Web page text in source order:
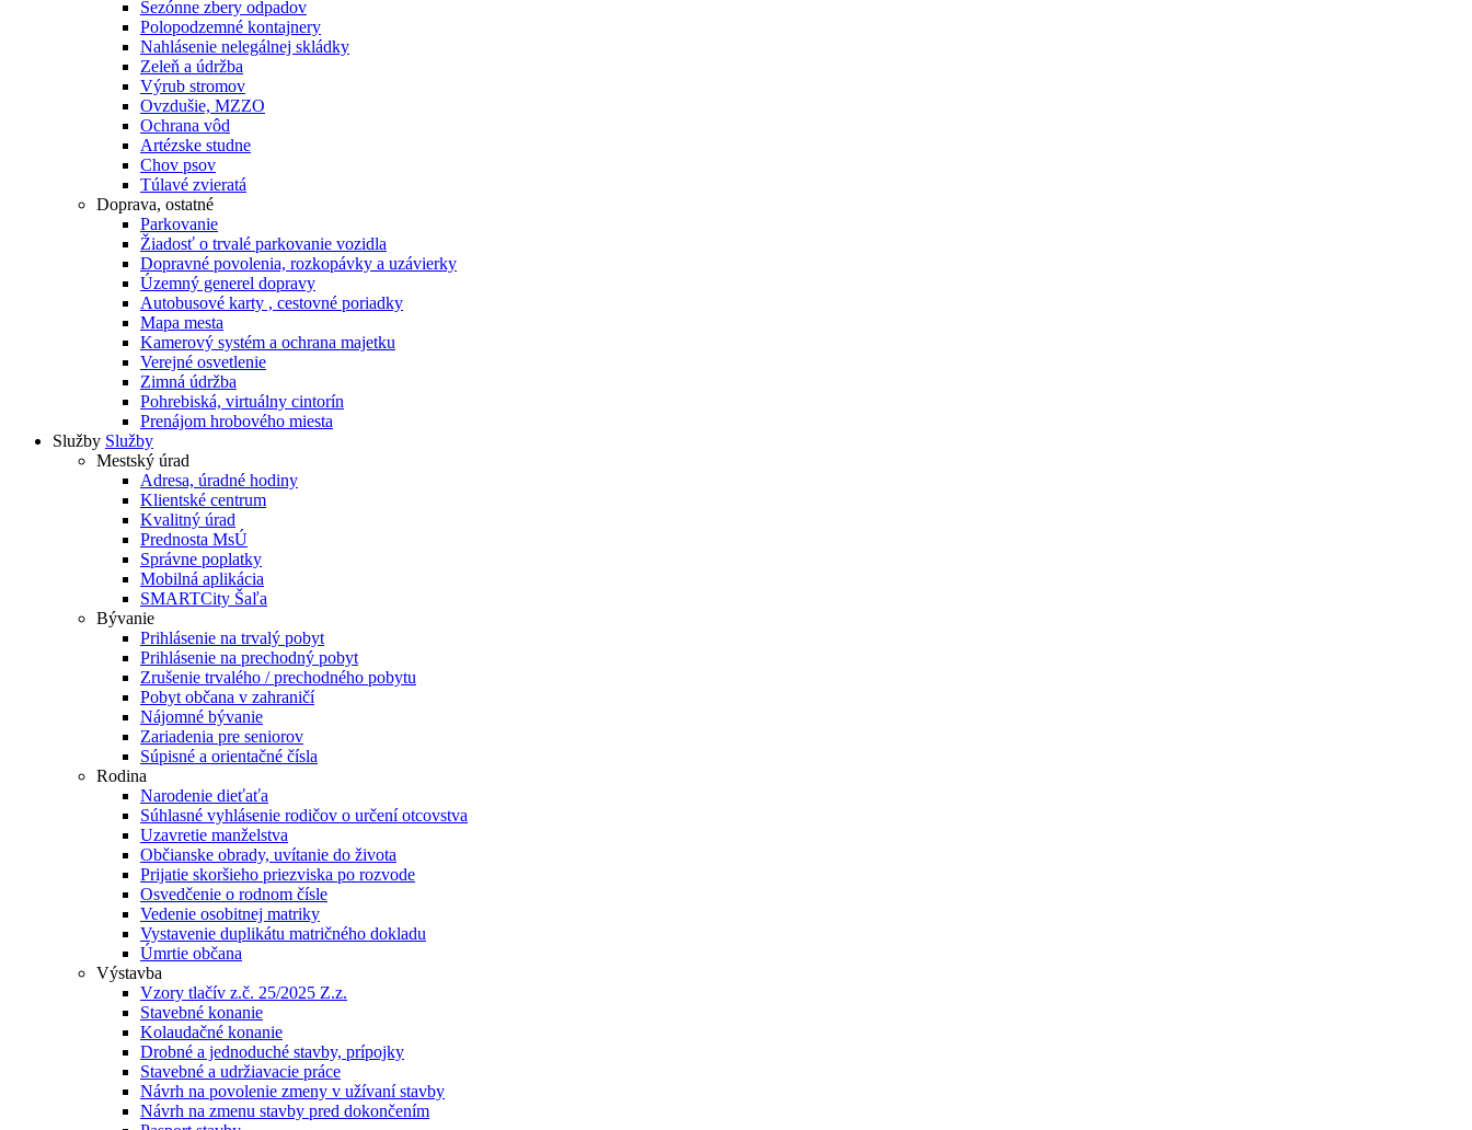
Sezónne zbery odpadov
Polopodzemné kontajnery
Nahlásenie nelegálnej skládky
Zeleň a údržba
Výrub stromov
Ovzdušie, MZZO
Ochrana vôd
Artézske studne
Chov psov
Túlavé zvieratá
Doprava, ostatné
Parkovanie
Žiadosť o trvalé parkovanie vozidla
Dopravné povolenia, rozkopávky a uzávierky
Územný generel dopravy
Autobusové karty , cestovné poriadky
Mapa mesta
Kamerový systém a ochrana majetku
Verejné osvetlenie
Zimná údržba
Pohrebiská, virtuálny cintorín
Prenájom hrobového miesta
Služby Služby
Mestský úrad
Adresa, úradné hodiny
Klientské centrum
Kvalitný úrad
Prednosta MsÚ
Správne poplatky
Mobilná aplikácia
SMARTCity Šaľa
Bývanie
Prihlásenie na trvalý pobyt
Prihlásenie na prechodný pobyt
Zrušenie trvalého / prechodného pobytu
Pobyt občana v zahraničí
Nájomné bývanie
Zariadenia pre seniorov
Súpisné a orientačné čísla
Rodina
Narodenie dieťaťa
Súhlasné vyhlásenie rodičov o určení otcovstva
Uzavretie manželstva
Občianske obrady, uvítanie do života
Prijatie skoršieho priezviska po rozvode
Osvedčenie o rodnom čísle
Vedenie osobitnej matriky
Vystavenie duplikátu matričného dokladu
Úmrtie občana
Výstavba
Vzory tlačív z.č. 25/2025 Z.z.
Stavebné konanie
Kolaudačné konanie
Drobné a jednoduché stavby, prípojky
Stavebné a udržiavacie práce
Návrh na povolenie zmeny v užívaní stavby
Návrh na zmenu stavby pred dokončením